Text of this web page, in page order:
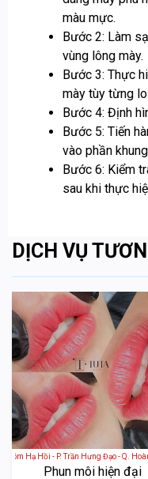
màu mực.
Bước 2: Làm
vùng lông mày.
Bước 3: Thực
mày tùy từng
Bước 4: Định
Bước 5: Tiến
vào phần
Bước 6: Kiểm
sau khi thực
DỊCH VỤ
Hạ Hồi - P. Trần Hưng Đạo - Q. Hoàn
Phun môi hiện đại